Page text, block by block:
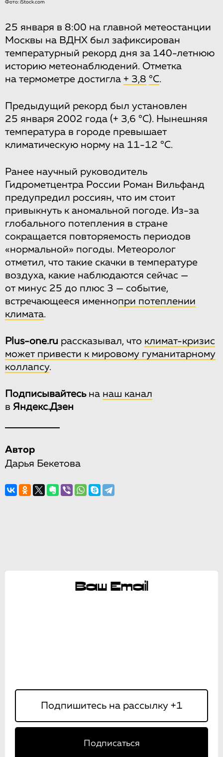
Фото: iStock.com
25 января в 8:00 на главной метеостанции
Москвы на ВДНХ был зафиксирован
температурный рекорд дня за 140-летнюю
историю метеонаблюдений. Отметка
на термометре достигла + 3,8 °C.
Предыдущий рекорд был установлен
25 января 2002 года (+ 3,6 °C). Нынешняя
температура в городе превышает
климатическую норму на 11-12 °C.
Ранее научный руководитель
Гидрометцентра России Роман Вильфанд
предупредил россиян, что им стоит
привыкнуть к аномальной погоде. Из-за
глобального потепления в стране
сокращается повторяемость периодов
«нормальной» погоды. Метеоролог
отметил, что такие скачки в температуре
воздуха, какие наблюдаются сейчас —
от минус 25 до плюс 3 — событие,
встречающееся именнопри потеплении
климата.
Plus-one.ru рассказывал, что климат-кризис
может привести к мировому гуманитарному
коллапсу.
Подписывайтесьна наш канал
в Яндекс.Дзен
Автор
Дарья Бекетова
Ваш Email
Подписаться